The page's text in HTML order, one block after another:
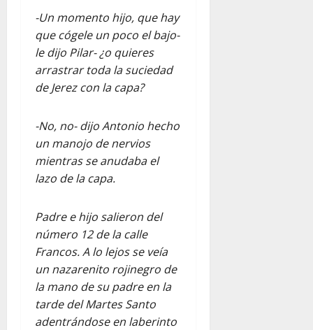
-Un momento hijo, que hay
que cógele un poco el bajo-
le dijo Pilar- ¿o quieres
arrastrar toda la suciedad
de Jerez con la capa?
-No, no- dijo Antonio hecho
un manojo de nervios
mientras se anudaba el
lazo de la capa.
Padre e hijo salieron del
número 12 de la calle
Francos. A lo lejos se veía
un nazarenito rojinegro de
la mano de su padre en la
tarde del Martes Santo
adentrándose en laberinto